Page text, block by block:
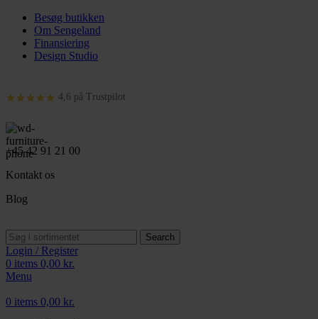
Besøg butikken
Om Sengeland
Finansiering
Design Studio
4,6 på Trustpilot
+45 42 91 21 00
Kontakt os
Blog
Search
Login / Register
0 items 0,00 kr.
Menu
0 items 0,00 kr.